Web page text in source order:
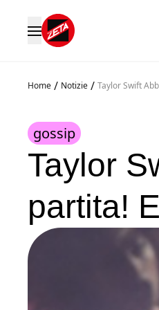
Home / Notizie / Taylor Swift
gossip
Taylor
partita!